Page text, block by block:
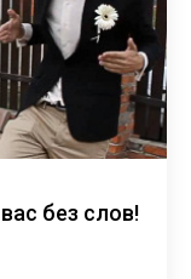
без слов!